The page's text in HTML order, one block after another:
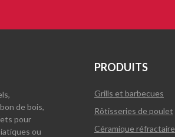
de bois,
pour
ou
Grills et barbecues
Rôtisseries de poulet
Céramique réfractaire
PRODUITS